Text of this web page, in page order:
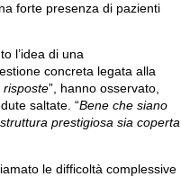
forte presenza di pazienti
l’idea di una
concreta legata alla
risposte”, hanno osservato,
saltate. “Bene che siano
prestigiosa sia coperta
le difficoltà complessive